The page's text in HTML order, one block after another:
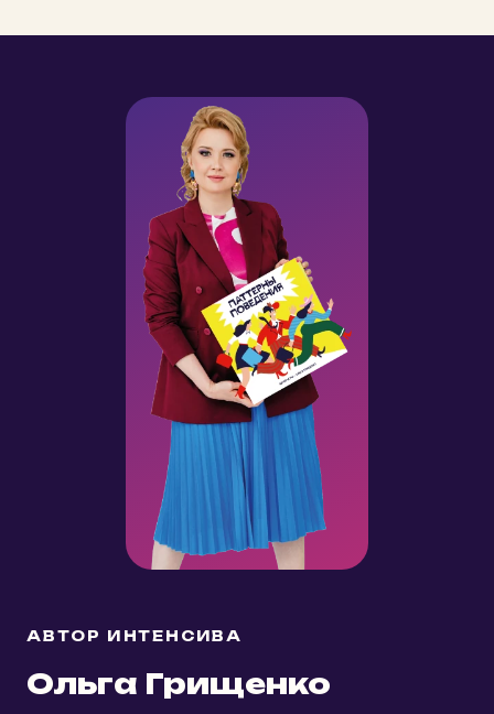
АВТОР ИНТЕНСИВА
Ольга Грищенко